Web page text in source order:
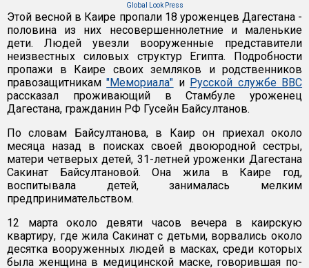
Global Look Press
Этой весной в Каире пропали 18 уроженцев Дагестана -
половина из них несовершеннолетние и маленькие
дети. Людей увезли вооруженные представители
неизвестных силовых структур Египта. Подробности
пропажи в Каире своих земляков и родственников
правозащитникам"Мемориала" и Русской службе BBC
рассказал проживающий в Стамбуле уроженец
Дагестана, гражданин РФ Гусейн Байсултанов.
По словам Байсултанова, в Каир он приехал около
месяца назад в поисках своей двоюродной сестры,
матери четверых детей, 31-летней уроженки Дагестана
Сакинат Байсултановой. Она жила в Каире год,
воспитывала детей, занималась мелким
предпринимательством.
12 марта около девяти часов вечера в каирскую
квартиру, где жила Сакинат с детьми, ворвались около
десятка вооруженных людей в масках, среди которых
была женщина в медицинской маске, говорившая по-